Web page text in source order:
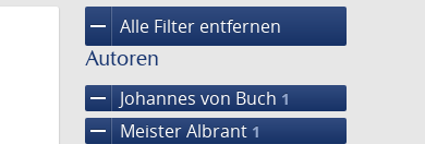
remove Alle Filter entfernen
Autoren
remove Johannes von Buch 1
remove Meister Albrant 1